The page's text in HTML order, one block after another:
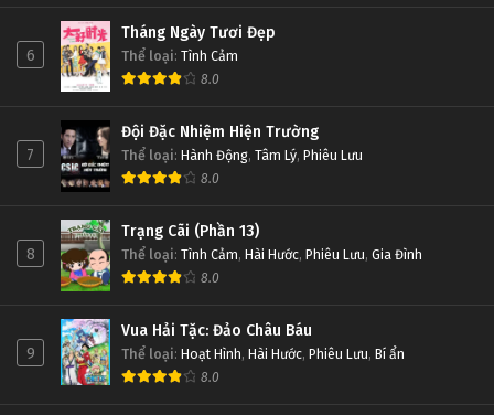
6
Tháng Ngày Tươi Đẹp
Thể loại: Tình Cảm
8.0
7
Đội Đặc Nhiệm Hiện Trường
Thể loại: Hành Động, Tâm Lý, Phiêu Lưu
8.0
8
Trạng Cãi (Phần 13)
Thể loại: Tình Cảm, Hài Hước, Phiêu Lưu, Gia Đình
8.0
9
Vua Hải Tặc: Đảo Châu Báu
Thể loại: Hoạt Hình, Hài Hước, Phiêu Lưu, Bí ẩn
8.0